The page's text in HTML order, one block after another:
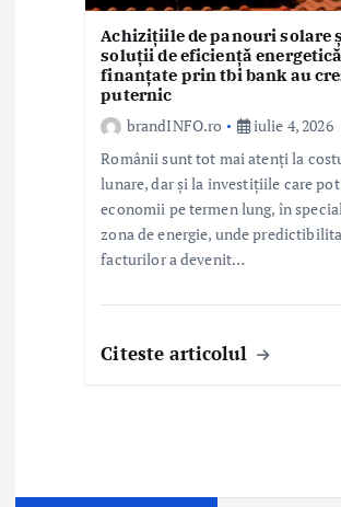
Achizițiile de panouri solare
soluții de eficiență energetică
finanțate prin tbi bank au
puternic
brandINFO.ro
iulie 4, 2026
Românii sunt tot mai atenți la
lunare, dar și la investițiile care
economii pe termen lung, în
zona de energie, unde
facturilor a devenit…
Citeste articolul